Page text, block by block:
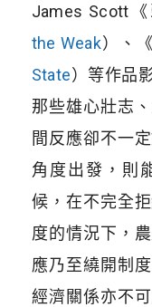
James Scott
the Weak）、
State） 等作品
那些雄心壯志
間反應卻不一
角度出發，則
候，在不完全
度的情況下，
應乃至繞開制
經濟關係亦不